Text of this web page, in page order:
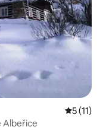
5 de uma
5 (11)
Albeřice